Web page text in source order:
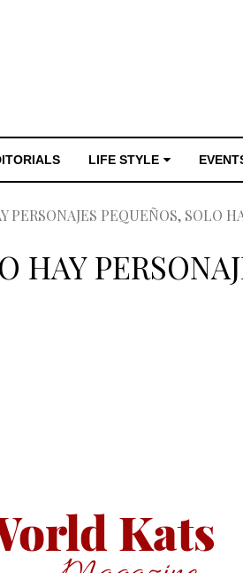
LIFE STYLE
PERSONAJES PEQUEÑOS, SOLO